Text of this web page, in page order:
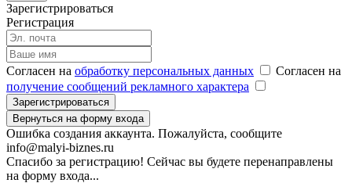
Зарегистрироваться
Регистрация
Согласен на обработку персональных данных
Согласен на
получение сообщений рекламного характера
Зарегистрироваться
Вернуться на форму входа
Ошибка создания аккаунта. Пожалуйста, сообщите
info@malyi-biznes.ru
Спасибо за регистрацию! Сейчас вы будете перенаправлены
на форму входа...